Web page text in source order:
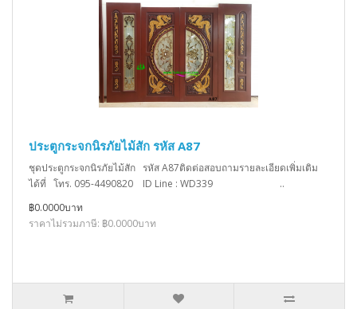
ประตูกระจกนิรภัยไม้สัก รหัส A87
ชุดประตูกระจกนิรภัยไม้สัก รหัส A87ติดต่อสอบถามรายละเอียดเพิ่มเติม
ได้ที่ โทร. 095-4490820 ID Line : WD339 ..
฿0.0000บาท
ราคาไม่รวมภาษี: ฿0.0000บาท